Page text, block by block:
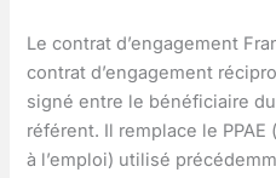
Le contrat d’engagement
contrat d’engagement
signé entre le bénéficiaire
référent. Il remplace le
à l’emploi) utilisé